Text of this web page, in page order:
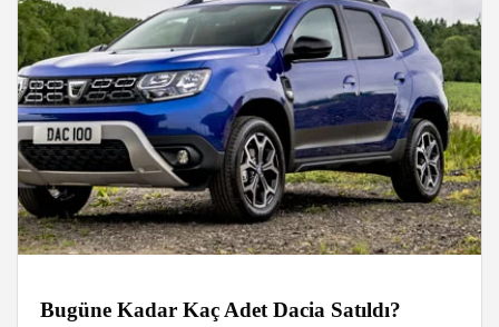
Bugüne Kadar Kaç Adet Dacia Satıldı?